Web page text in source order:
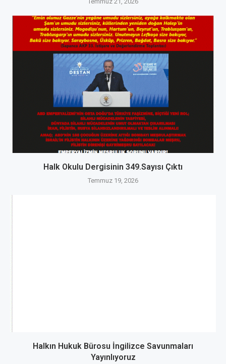
Halk Okulu Dergisinin 349.Sayısı Çıktı
Temmuz 19, 2026
Halkın Hukuk Bürosu İngilizce Savunmaları
Yayınlıyoruz